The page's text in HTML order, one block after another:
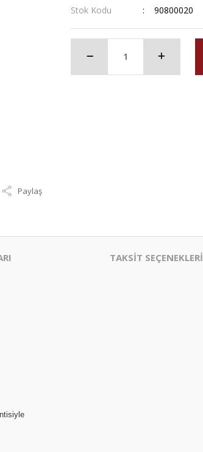
Paylaş
Stok Kodu
90800020
TAKSİT SEÇENEKLERİ